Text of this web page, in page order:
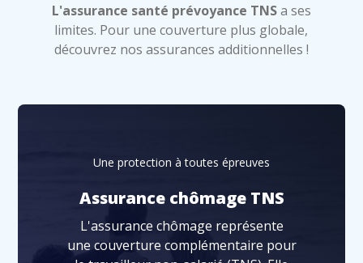
L'assurance santé prévoyance TNSa ses
limites. Pour une couverture plus globale,
découvrez nos assurances additionnelles !
Une protection à toutes épreuves
Assurance chômage TNS
L'assurance chômage représente
une couverture complémentaire pour